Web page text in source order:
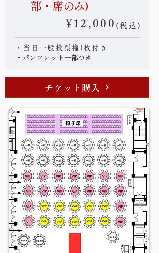
部・席のみ)
¥12,000 (税込)
・当日一般投票権1 枚付き
・パンフレット一部つき
チケット購入